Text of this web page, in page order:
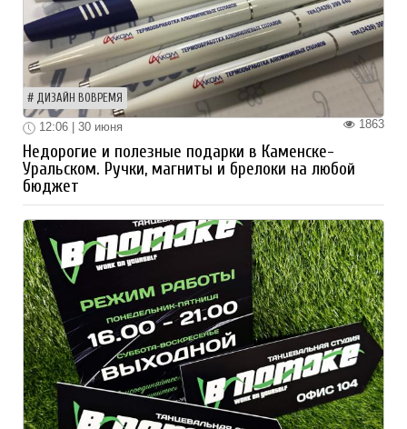
ДИЗАЙН ВОВРЕМЯ
1863
12:06 | 30 июня
Недорогие и полезные подарки в Каменске-
Уральском. Ручки, магниты и брелоки на любой
бюджет